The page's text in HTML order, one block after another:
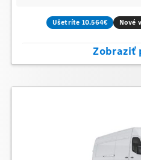
Ušetríte 10.564€ Nové
Zobraziť